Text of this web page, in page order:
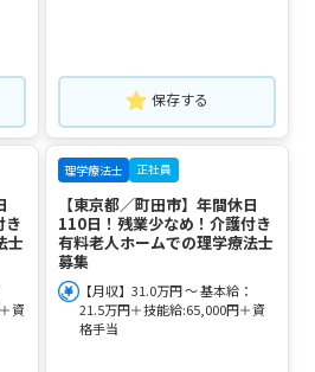
保存する
き
士
資
理学療法士 正社員
【東京都／町田市】年間休日
110日！残業少なめ！介護付き
有料老人ホームでの理学療法士
募集
【月収】31.0万円 ～ 基本給：
21.5万円＋技能給:65,000円＋資
格手当